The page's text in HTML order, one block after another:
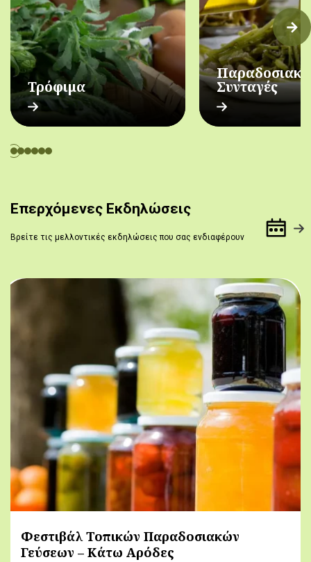
Τρόφιμα Συνταγές
Επερχόμενες Εκδηλώσεις
Βρείτε τις μελλοντικές εκδηλώσεις που σας ενδιαφέρουν
Φεστιβάλ Τοπικών Παραδοσιακών
Γεύσεων – Κάτω Αρόδες